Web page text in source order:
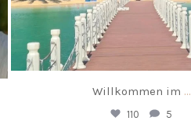
Willkommen im ...
110 5